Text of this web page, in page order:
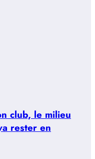
club, le milieu
rester en